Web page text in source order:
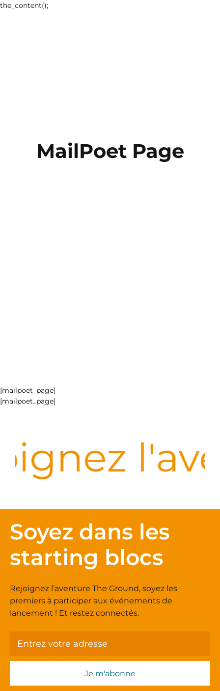
the_content();
MailPoet Page
[mailpoet_page]
[mailpoet_page]
Soyez dans les
starting blocs
Rejoignez l’aventure The Ground, soyez les
premiers à participer aux événements de
lancement ! Et restez connectés.